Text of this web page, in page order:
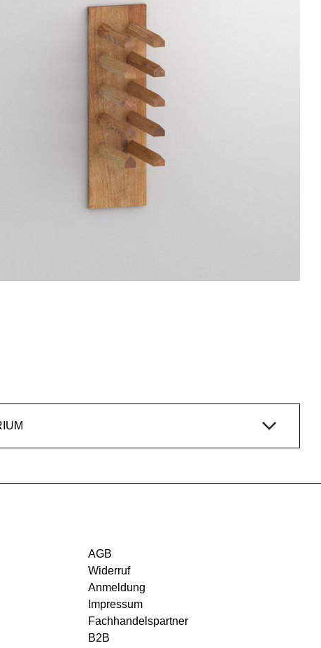
AGB
Widerruf
Anmeldung
Impressum
Fachhandelspartner
B2B